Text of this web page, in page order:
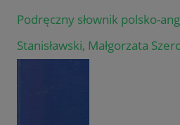
Podręczny słownik polsko-
Stanisławski, Małgorzata